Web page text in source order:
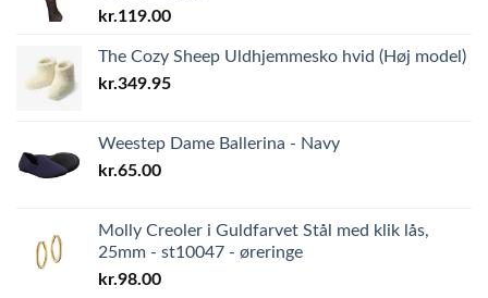
kr.119.00
The Cozy Sheep Uldhjemmesko hvid (Høj model)
kr.349.95
Weestep Dame Ballerina - Navy
kr.65.00
Molly Creoler i Guldfarvet Stål med klik lås,
25mm - st10047 - øreringe
kr.98.00